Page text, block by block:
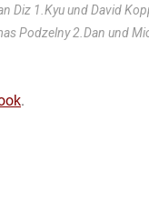
Diz 1.Kyu und David
Podzelny 2.Dan und
.